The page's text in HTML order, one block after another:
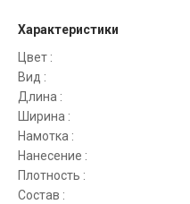
Характеристики
Цвет :
Вид :
Длина :
Ширина :
Намотка :
Нанесение :
Плотность :
Состав :